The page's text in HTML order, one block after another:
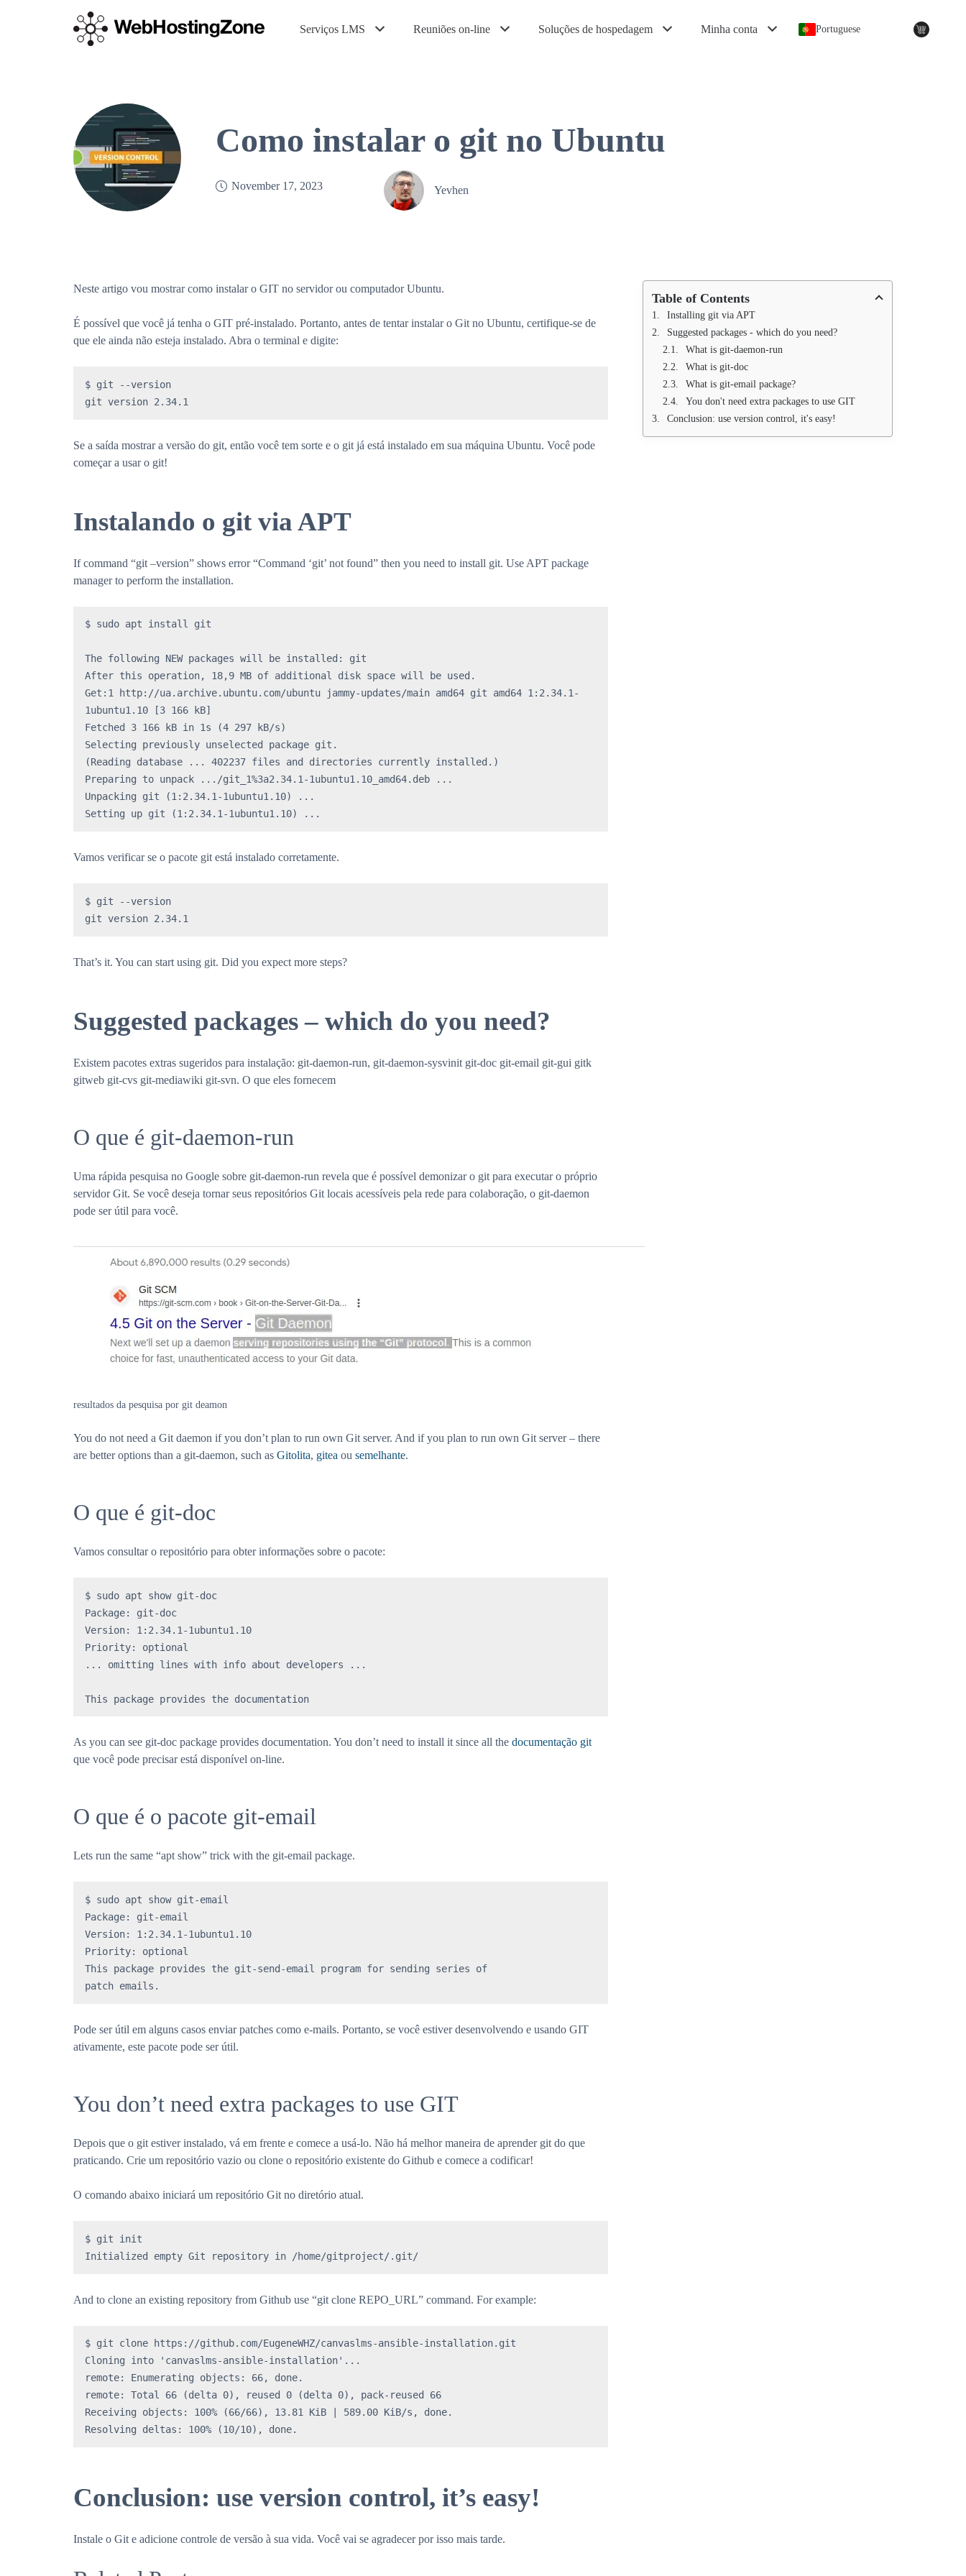
Serviços LMS Reuniões on-line Soluções de hospedagem Minha conta Portuguese
Como instalar o git no Ubuntu
November 17, 2023 Yevhen
Neste artigo vou mostrar como instalar o GIT no servidor ou computador Ubuntu.
É possível que você já tenha o GIT pré-instalado. Portanto, antes de tentar instalar o Git no Ubuntu, certifique-se de
que ele ainda não esteja instalado. Abra o terminal e digite:
$ git --version
git version 2.34.1
Se a saída mostrar a versão do git, então você tem sorte e o git já está instalado em sua máquina Ubuntu. Você pode
começar a usar o git!
Instalando o git via APT
If command “git –version” shows error “Command ‘git’ not found” then you need to install git. Use APT package
manager to perform the installation.
$ sudo apt install git
The following NEW packages will be installed: git
After this operation, 18,9 MB of additional disk space will be used.
Get:1 http://ua.archive.ubuntu.com/ubuntu jammy-updates/main amd64 git amd64 1:2.34.1-
1ubuntu1.10 [3 166 kB]
Fetched 3 166 kB in 1s (4 297 kB/s)
Selecting previously unselected package git.
(Reading database ... 402237 files and directories currently installed.)
Preparing to unpack .../git_1%3a2.34.1-1ubuntu1.10_amd64.deb ...
Unpacking git (1:2.34.1-1ubuntu1.10) ...
Setting up git (1:2.34.1-1ubuntu1.10) ...
Vamos verificar se o pacote git está instalado corretamente.
$ git --version
git version 2.34.1
That’s it. You can start using git. Did you expect more steps?
Suggested packages – which do you need?
Existem pacotes extras sugeridos para instalação: git-daemon-run, git-daemon-sysvinit git-doc git-email git-gui gitk
gitweb git-cvs git-mediawiki git-svn. O que eles fornecem
O que é git-daemon-run
Uma rápida pesquisa no Google sobre git-daemon-run revela que é possível demonizar o git para executar o próprio
servidor Git. Se você deseja tornar seus repositórios Git locais acessíveis pela rede para colaboração, o git-daemon
pode ser útil para você.
resultados da pesquisa por git deamon
You do not need a Git daemon if you don’t plan to run own Git server. And if you plan to run own Git server – there
are better options than a git-daemon, such as Gitolita, gitea ou semelhante.
O que é git-doc
Vamos consultar o repositório para obter informações sobre o pacote:
$ sudo apt show git-doc
Package: git-doc
Version: 1:2.34.1-1ubuntu1.10
Priority: optional
... omitting lines with info about developers ...
This package provides the documentation
As you can see git-doc package provides documentation. You don’t need to install it since all the documentação git
que você pode precisar está disponível on-line.
O que é o pacote git-email
Lets run the same “apt show” trick with the git-email package.
$ sudo apt show git-email
Package: git-email
Version: 1:2.34.1-1ubuntu1.10
Priority: optional
This package provides the git-send-email program for sending series of
patch emails.
Pode ser útil em alguns casos enviar patches como e-mails. Portanto, se você estiver desenvolvendo e usando GIT
ativamente, este pacote pode ser útil.
You don’t need extra packages to use GIT
Depois que o git estiver instalado, vá em frente e comece a usá-lo. Não há melhor maneira de aprender git do que
praticando. Crie um repositório vazio ou clone o repositório existente do Github e comece a codificar!
O comando abaixo iniciará um repositório Git no diretório atual.
$ git init
Initialized empty Git repository in /home/gitproject/.git/
And to clone an existing repository from Github use “git clone REPO_URL” command. For example:
$ git clone https://github.com/EugeneWHZ/canvaslms-ansible-installation.git
Cloning into 'canvaslms-ansible-installation'...
remote: Enumerating objects: 66, done.
remote: Total 66 (delta 0), reused 0 (delta 0), pack-reused 66
Receiving objects: 100% (66/66), 13.81 KiB | 589.00 KiB/s, done.
Resolving deltas: 100% (10/10), done.
Conclusion: use version control, it’s easy!
Instale o Git e adicione controle de versão à sua vida. Você vai se agradecer por isso mais tarde.
Table of Contents
Installing git via APT
Suggested packages - which do you need?
What is git-daemon-run
What is git-doc
What is git-email package?
You don't need extra packages to use GIT
Conclusion: use version control, it's easy!